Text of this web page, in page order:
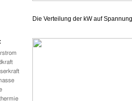
Die Verteilung der kW auf